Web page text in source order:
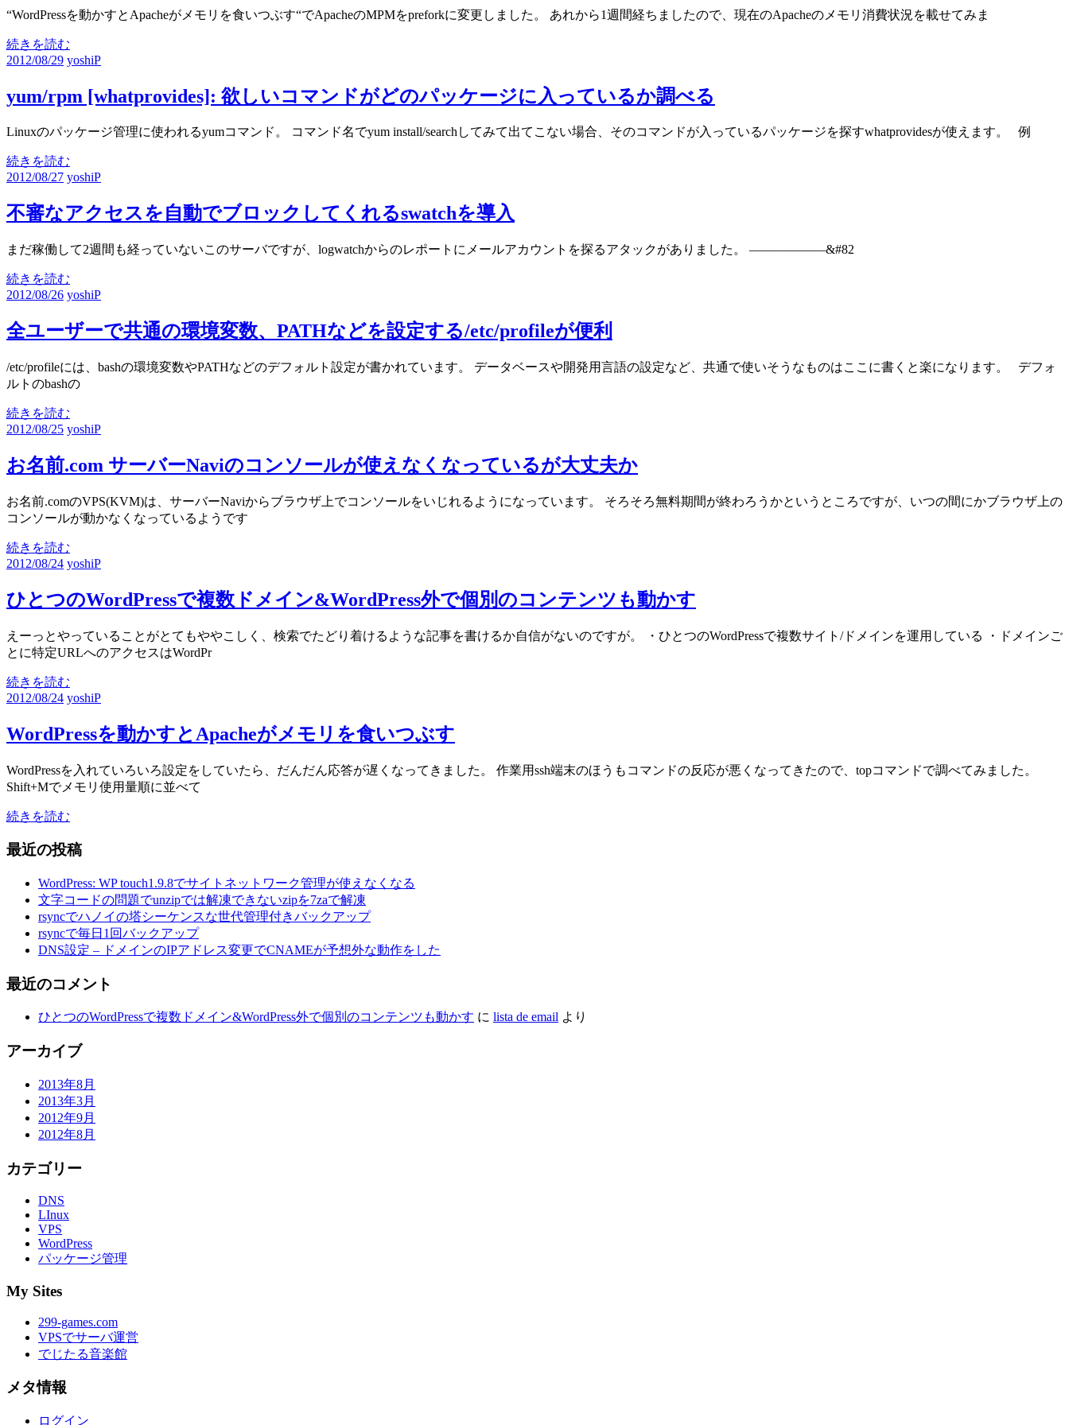
ト
“WordPressを動かすとApacheがメモリを食いつぶす“でApacheのMPMをpreforkに変更しました。 あれから1週間経ちましたので、現在のApacheのメモリ消費状況を載せてみま
続きを読む
2012/08/29 yoshiP
yum/rpm [whatprovides]: 欲しいコマンドがどのパッケージに入っているか調べる
Linuxのパッケージ管理に使われるyumコマンド。 コマンド名でyum install/searchしてみて出てこない場合、そのコマンドが入っているパッケージを探すwhatprovidesが使えます。 例
続きを読む
2012/08/27 yoshiP
不審なアクセスを自動でブロックしてくれるswatchを導入
まだ稼働して2週間も経っていないこのサーバですが、logwatchからのレポートにメールアカウントを探るアタックがありました。 ——————&#82
続きを読む
2012/08/26 yoshiP
全ユーザーで共通の環境変数、PATHなどを設定する/etc/profileが便利
/etc/profileには、bashの環境変数やPATHなどのデフォルト設定が書かれています。 データベースや開発用言語の設定など、共通で使いそうなものはここに書くと楽になります。 デフォ
ルトのbashの
続きを読む
2012/08/25 yoshiP
お名前.com サーバーNaviのコンソールが使えなくなっているが大丈夫か
お名前.comのVPS(KVM)は、サーバーNaviからブラウザ上でコンソールをいじれるようになっています。 そろそろ無料期間が終わろうかというところですが、いつの間にかブラウザ上の
コンソールが動かなくなっているようです
続きを読む
2012/08/24 yoshiP
ひとつのWordPressで複数ドメイン&WordPress外で個別のコンテンツも動かす
えーっとやっていることがとてもややこしく、検索でたどり着けるような記事を書けるか自信がないのですが。 ・ひとつのWordPressで複数サイト/ドメインを運用している ・ドメインご
とに特定URLへのアクセスはWordPr
続きを読む
2012/08/24 yoshiP
WordPressを動かすとApacheがメモリを食いつぶす
WordPressを入れていろいろ設定をしていたら、だんだん応答が遅くなってきました。 作業用ssh端末のほうもコマンドの反応が悪くなってきたので、topコマンドで調べてみました。
Shift+Mでメモリ使用量順に並べて
続きを読む
最近の投稿
WordPress: WP touch1.9.8でサイトネットワーク管理が使えなくなる
文字コードの問題でunzipでは解凍できないzipを7zaで解凍
rsyncでハノイの塔シーケンスな世代管理付きバックアップ
rsyncで毎日1回バックアップ
DNS設定 – ドメインのIPアドレス変更でCNAMEが予想外な動作をした
最近のコメント
ひとつのWordPressで複数ドメイン&WordPress外で個別のコンテンツも動かす に lista de email より
アーカイブ
2013年8月
2013年3月
2012年9月
2012年8月
カテゴリー
DNS
LInux
VPS
WordPress
パッケージ管理
My Sites
299-games.com
VPSでサーバ運営
でじたる音楽館
メタ情報
ログイン